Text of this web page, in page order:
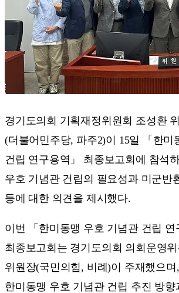
경기도의회 기획재정위원회 조성환
(더불어민주당, 파주2)이 15일 「한미
건립 연구용역」 최종보고회에 참석
우호 기념관 건립의 필요성과 미군반
등에 대한 의견을 제시했다.
이번 「한미동맹 우호 기념관 건립 연
최종보고회는 경기도의회 의회운영
위원장(국민의힘, 비례)이 주재했으며
한미동맹 우호 기념관 건립 추진 방향